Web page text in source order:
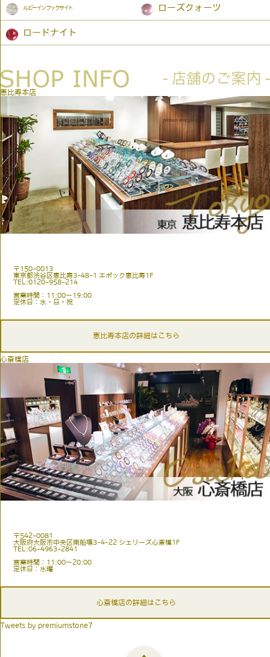
ルビーインフックサイト ローズクォーツ
ロードナイト
恵比寿本店
〒150-0013
東京都渋谷区恵比寿3-48-1 エポック恵比寿1F
TEL:0120-958-214
営業時間：11:00〜19:00
定休日：水・日・祝
恵比寿本店の詳細はこちら
心斎橋店
〒542-0081
大阪府大阪市中央区南船場3-4-22 シェリーズ心斎橋1F
TEL:06-4963-2841
営業時間：11:00〜20:00
定休日：水曜
心斎橋店の詳細はこちら
Tweets by premiumstone7